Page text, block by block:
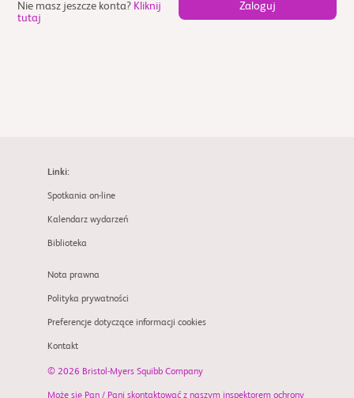
Nie masz jeszcze konta? Kliknij
tutaj
Linki:
Spotkania on-line
Kalendarz wydarzeń
Biblioteka
Nota prawna
Polityka prywatności
Preferencje dotyczące informacji cookies
Kontakt
© 2026 Bristol-Myers Squibb Company
Może się Pan / Pani skontaktować z naszym inspektorem ochrony